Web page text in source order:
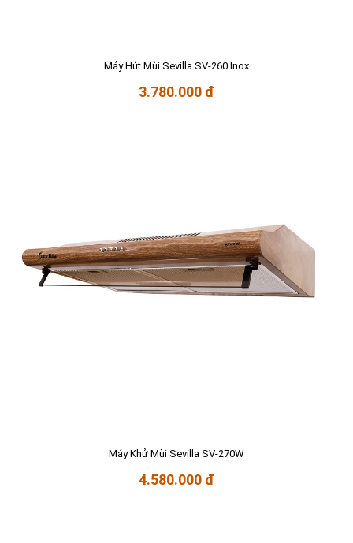
Máy Hút Mùi Sevilla SV-260 Inox
3.780.000 đ
Máy Khử Mùi Sevilla SV-270W
4.580.000 đ